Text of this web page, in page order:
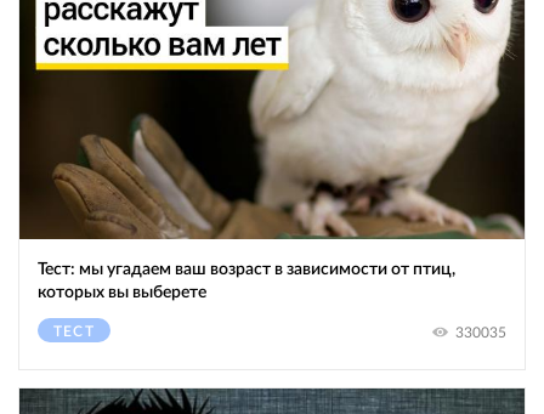
Тест: мы угадаем ваш возраст в зависимости от птиц,
которых вы выберете
ТЕСТ 330035